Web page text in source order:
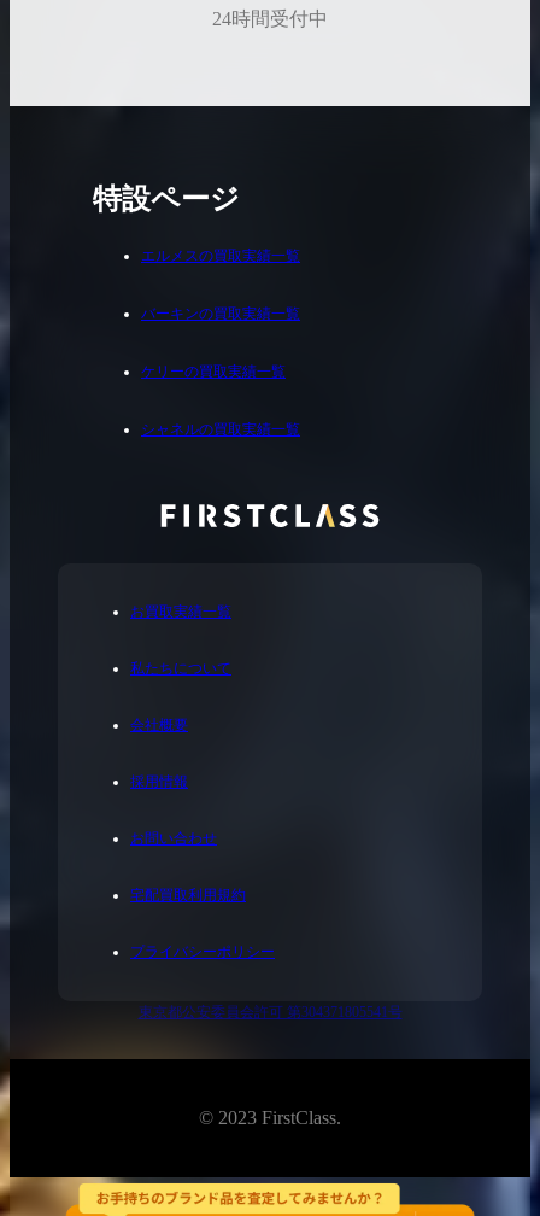
24時間受付中
お買取実績一覧
私たちについて
会社概要
採用情報
お問い合わせ
宅配買取利用規約
プライバシーポリシー
東京都公安委員会許可 第304371805541号
特設ページ
エルメスの買取実績一覧
バーキンの買取実績一覧
ケリーの買取実績一覧
シャネルの買取実績一覧
© 2023 FirstClass.